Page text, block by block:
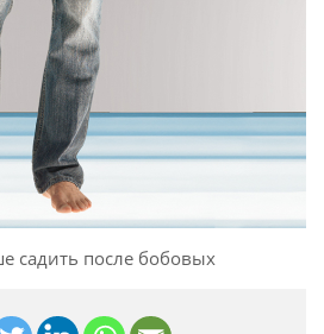
садить после бобовых